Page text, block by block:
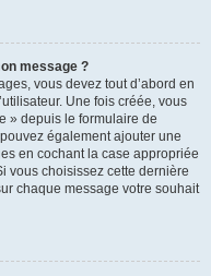
message ?
vous devez tout d’abord en
Une fois créée, vous
» depuis le formulaire de
également ajouter une
en cochant la case appropriée
vous choisissez cette dernière
chaque message votre souhait